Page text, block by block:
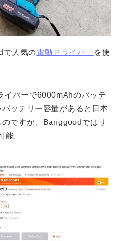
で人気の電動ドライバー を使
イバーで6000mAhのバッテ
ッテリー容量があると日本
ですが、Banggoodではリ
能。